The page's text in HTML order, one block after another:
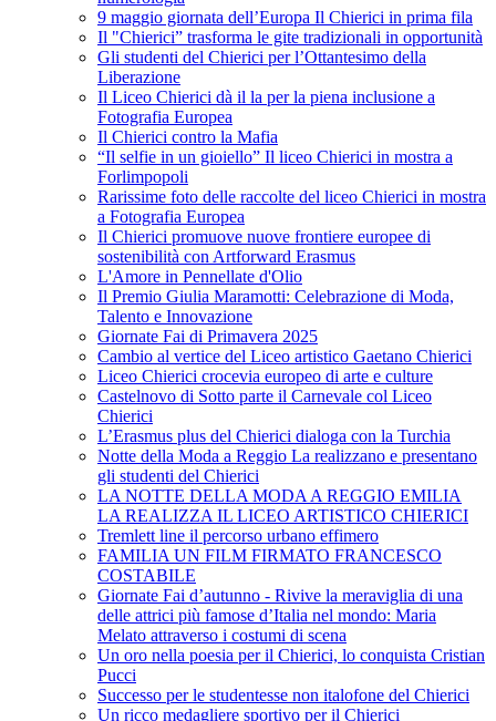
9 maggio giornata dell’Europa Il Chierici in prima fila
Il "Chierici” trasforma le gite tradizionali in opportunità
Gli studenti del Chierici per l’Ottantesimo della
Liberazione
Il Liceo Chierici dà il la per la piena inclusione a
Fotografia Europea
Il Chierici contro la Mafia
“Il selfie in un gioiello” Il liceo Chierici in mostra a
Forlimpopoli
Rarissime foto delle raccolte del liceo Chierici in mostra
a Fotografia Europea
Il Chierici promuove nuove frontiere europee di
sostenibilità con Artforward Erasmus
L'Amore in Pennellate d'Olio
Il Premio Giulia Maramotti: Celebrazione di Moda,
Talento e Innovazione
Giornate Fai di Primavera 2025
Cambio al vertice del Liceo artistico Gaetano Chierici
Liceo Chierici crocevia europeo di arte e culture
Castelnovo di Sotto parte il Carnevale col Liceo
Chierici
L’Erasmus plus del Chierici dialoga con la Turchia
Notte della Moda a Reggio La realizzano e presentano
gli studenti del Chierici
LA NOTTE DELLA MODA A REGGIO EMILIA
LA REALIZZA IL LICEO ARTISTICO CHIERICI
Tremlett line il percorso urbano effimero
FAMILIA UN FILM FIRMATO FRANCESCO
COSTABILE
Giornate Fai d’autunno - Rivive la meraviglia di una
delle attrici più famose d’Italia nel mondo: Maria
Melato attraverso i costumi di scena
Un oro nella poesia per il Chierici, lo conquista Cristian
Pucci
Successo per le studentesse non italofone del Chierici
Un ricco medagliere sportivo per il Chierici